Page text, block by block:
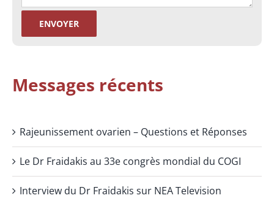
Messages récents
Rajeunissement ovarien – Questions et Réponses
Le Dr Fraidakis au 33e congrès mondial du COGI
Interview du Dr Fraidakis sur NEA Television